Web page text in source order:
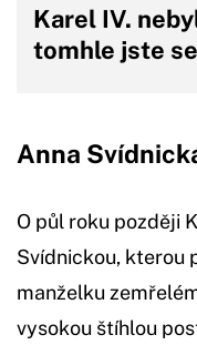
Karel IV.
tomhle jste
Anna
O půl roku později
Svídnickou, kterou
manželku
vysokou štíhlou